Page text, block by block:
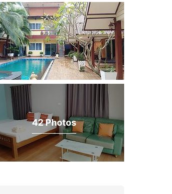
42 Photos